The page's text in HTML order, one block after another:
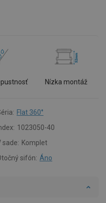
Nízka montáž
Flat 360°
1023050-40
sade: Komplet
sifón: Áno